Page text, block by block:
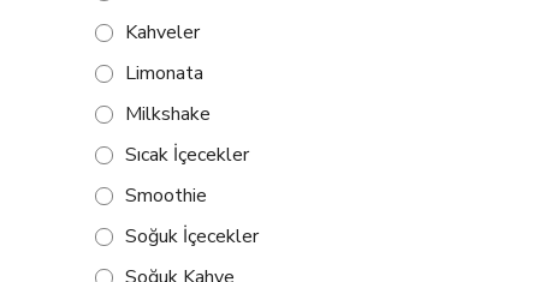
Kahveler
Limonata
Milkshake
Sıcak İçecekler
Smoothie
Soğuk İçecekler